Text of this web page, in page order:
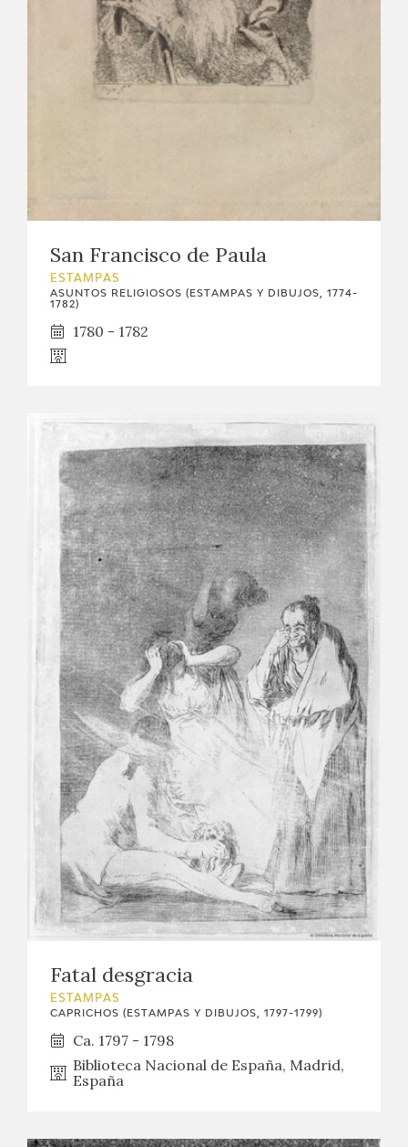
RECURSOS EDUCATIVOS
San Francisco de Paula
ESTAMPAS
ASUNTOS RELIGIOSOS (ESTAMPAS Y DIBUJOS, 1774-
1782)
1780 - 1782
Fatal desgracia
ESTAMPAS
CAPRICHOS (ESTAMPAS Y DIBUJOS, 1797-1799)
Ca. 1797 - 1798
Biblioteca Nacional de España, Madrid,
España